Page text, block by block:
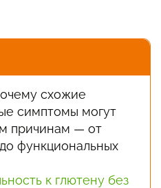
схожие
симптомы могут
причинам — от
функциональных
к глютену без